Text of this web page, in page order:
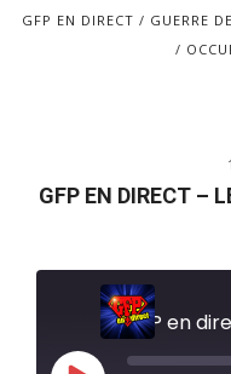
GFP EN DIRECT GUERRE
GFP EN DIRECT –